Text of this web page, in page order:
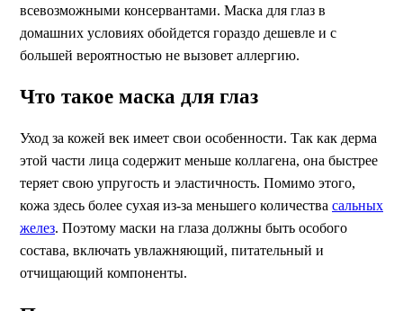
всевозможными консервантами. Маска для глаз в
домашних условиях обойдется гораздо дешевле и с
большей вероятностью не вызовет аллергию.
Что такое маска для глаз
Уход за кожей век имеет свои особенности. Так как дерма
этой части лица содержит меньше коллагена, она быстрее
теряет свою упругость и эластичность. Помимо этого,
кожа здесь более сухая из-за меньшего количества сальных
желез. Поэтому маски на глаза должны быть особого
состава, включать увлажняющий, питательный и
отчищающий компоненты.